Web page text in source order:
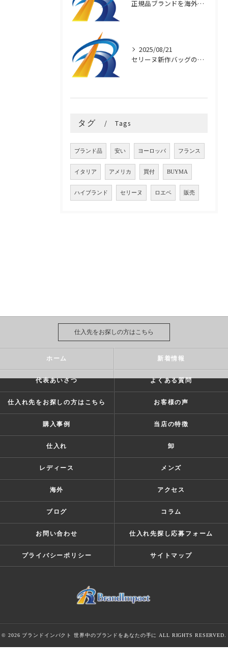
正規品ブランドを海外直輸入で安く買う秘訣
2025/08/21
セリーヌ新作バッグの魅力と選び方
タグ Tags
ブランド品 安い ヨーロッパ フランス
イタリア アメリカ 買付 BUYMA
ハイブランド セリーヌ ロエベ 販売
仕入先をお探しの方はこちら
ホーム 新着情報
代表あいさつ よくある質問
仕入れ先をお探しの方はこちら お客様の声
購入事例 当店の特徴
仕入れ 卸
レディース メンズ
海外 アクセス
ブログ コラム
お問い合わせ 仕入れ先探し応募フォーム
プライバシーポリシー サイトマップ
© 2026 ブランドインパクト 世界中のブランドをあなたの手に ALL RIGHTS RESERVED.